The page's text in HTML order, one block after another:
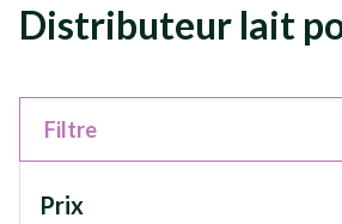
Distributeur lait
Filtre
Prix